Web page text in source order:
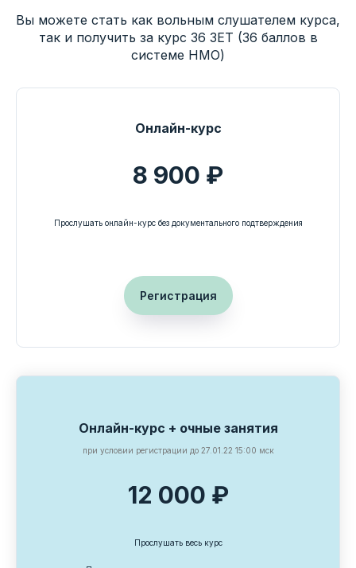
Вы можете стать как вольным слушателем курса,
так и получить за курс 36 ЗЕТ (36 баллов в
системе НМО)
Онлайн-курс
8 900 ₽
Прослушать онлайн-курс без документального подтверждения
Регистрация
Онлайн-курс + очные занятия
при условии регистрации до 27.01.22 15:00 мск
12 000 ₽
Прослушать весь курс